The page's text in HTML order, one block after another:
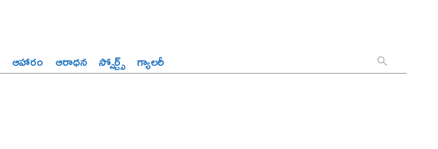
ఆహారం ఆరాధన స్పోర్ట్స్‌ గ్యాలరీ